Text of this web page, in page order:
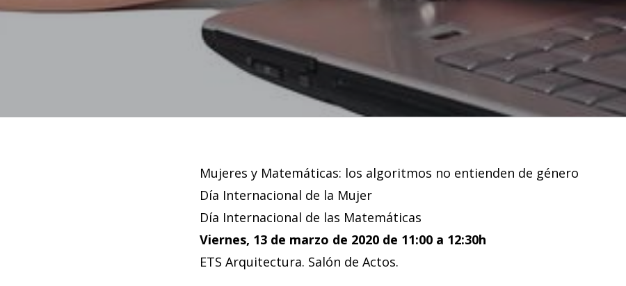
Mujeres y Matemáticas: los algoritmos no entienden de género
Día Internacional de la Mujer
Día Internacional de las Matemáticas
Viernes, 13 de marzo de 2020 de 11:00 a 12:30h
ETS Arquitectura. Salón de Actos.